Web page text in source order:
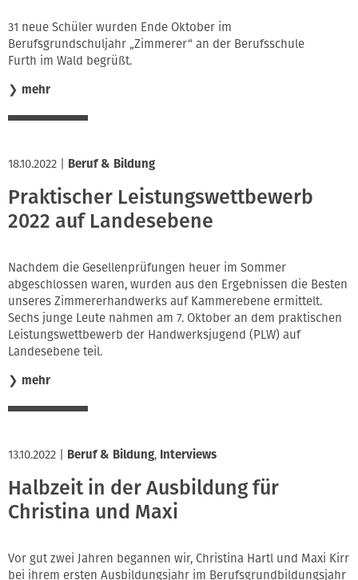
31 neue Schüler wurden Ende Oktober im
Berufsgrundschuljahr „Zimmerer“ an der Berufsschule
Furth im Wald begrüßt.
❯ mehr
18.10.2022 Beruf & Bildung
Praktischer Leistungswettbewerb
2022 auf Landesebene
Nachdem die Gesellenprüfungen heuer im Sommer
abgeschlossen waren, wurden aus den Ergebnissen die Besten
unseres Zimmererhandwerks auf Kammerebene ermittelt.
Sechs junge Leute nahmen am 7. Oktober an dem praktischen
Leistungswettbewerb der Handwerksjugend (PLW) auf
Landesebene teil.
❯ mehr
13.10.2022 Beruf & Bildung, Interviews
Halbzeit in der Ausbildung für
Christina und Maxi
Vor gut zwei Jahren begannen wir, Christina Hartl und Maxi Kirr
bei ihrem ersten Ausbildungsjahr im Berufsgrundbildungsjahr